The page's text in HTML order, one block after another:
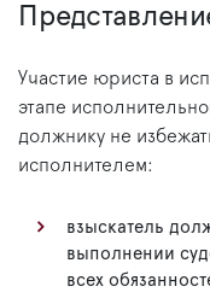
Участие юриста в
этапе
должнику не
исполнителем:
взыскатель
выполнении
всех